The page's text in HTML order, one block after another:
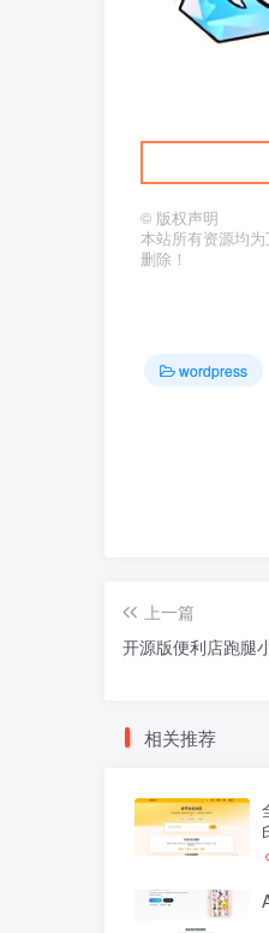
© 版权声明
本站所有资源均
删除！
wordpress
上一篇
开源版便利店跑腿
相关推荐